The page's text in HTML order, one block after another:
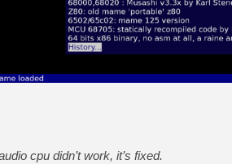
cpu didn’t work, it’s fixed.